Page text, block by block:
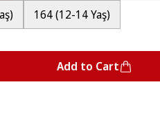
164 (12-14 Yaş)
Add to Cart